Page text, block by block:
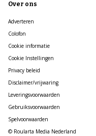
Over ons
Adverteren
Colofon
Cookie informatie
Cookie Instellingen
Privacy beleid
Disclaimer/vrijwaring
Leveringsvoorwaarden
Gebruiksvoorwaarden
Spelvoorwaarden
© Roularta Media Nederland